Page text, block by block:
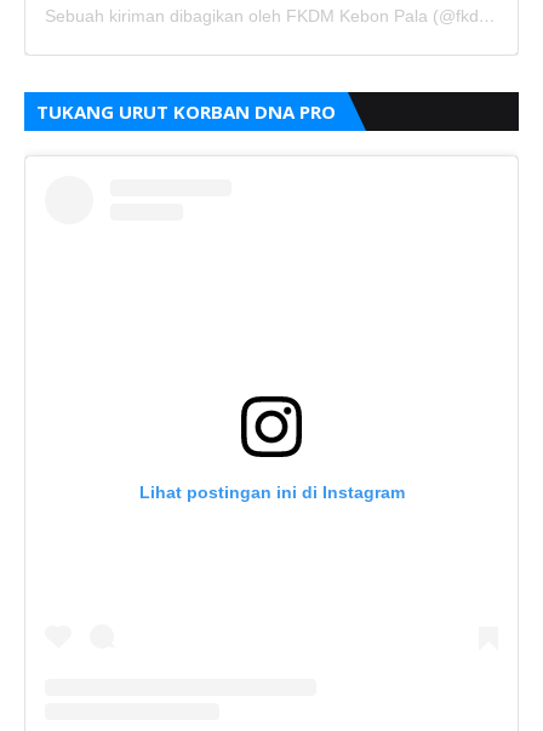
Sebuah kiriman dibagikan oleh FKDM Kebon Pala (@fkdm_kebonpala)
TUKANG URUT KORBAN DNA PRO
Lihat postingan ini di Instagram